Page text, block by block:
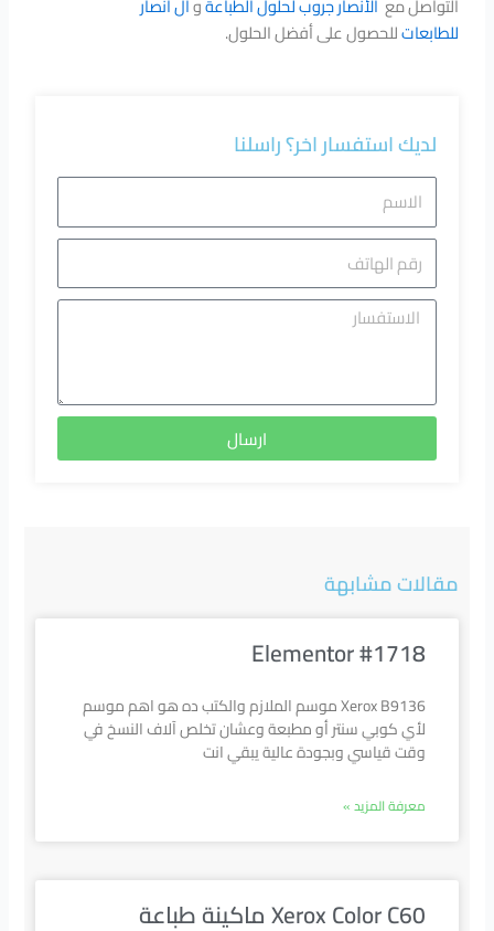
للطابعاتللحصول على أفضل الحلول.
لديك استفسار اخر؟ راسلنا
الاسم
رقم
الهاتف
الاستفسا
ارسال
مقالات مشابهة
Elementor #1718
Xerox B9136 موسم الملازم والكتب ده هو اهم موسم
لأي كوبي سنتر أو مطبعة وعشان تخلص آلاف النسخ في
وقت قياسي وبجودة عالية يبقي انت
معرفة المزيد »
Xerox Color C60 ماكينة طباعة